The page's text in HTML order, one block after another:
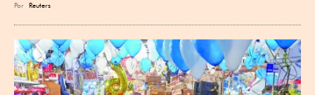
Por Reuters